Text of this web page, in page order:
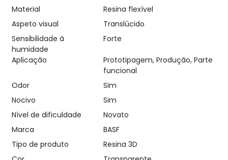
Material
Resina flexível
Aspeto visual
Translúcido
Sensibilidade à
humidade
Forte
Aplicação
Prototipagem, Produção, Parte
funcional
Odor
Sim
Nocivo
Sim
Nível de dificuldade
Novato
Marca
BASF
Tipo de produto
Resina 3D